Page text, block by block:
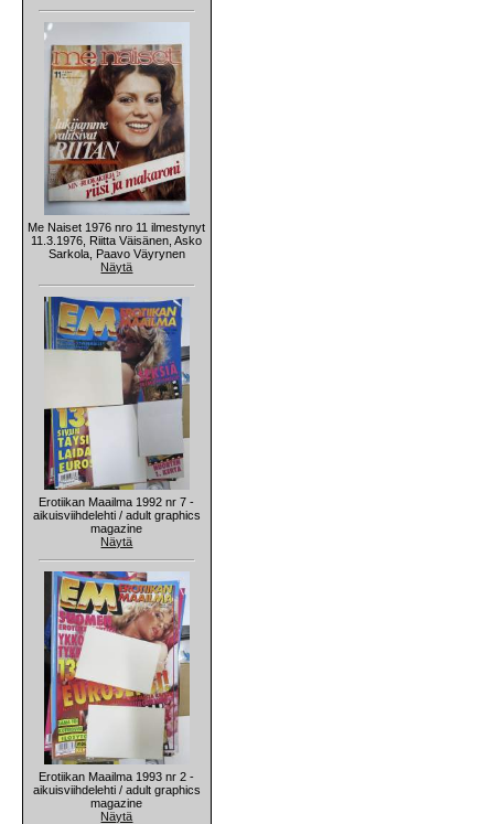
Me Naiset 1976 nro 11 ilmestynyt
11.3.1976, Riitta Väisänen, Asko
Sarkola, Paavo Väyrynen
Näytä
Erotiikan Maailma 1992 nr 7 -
aikuisviihdelehti / adult graphics
magazine
Näytä
Erotiikan Maailma 1993 nr 2 -
aikuisviihdelehti / adult graphics
magazine
Näytä